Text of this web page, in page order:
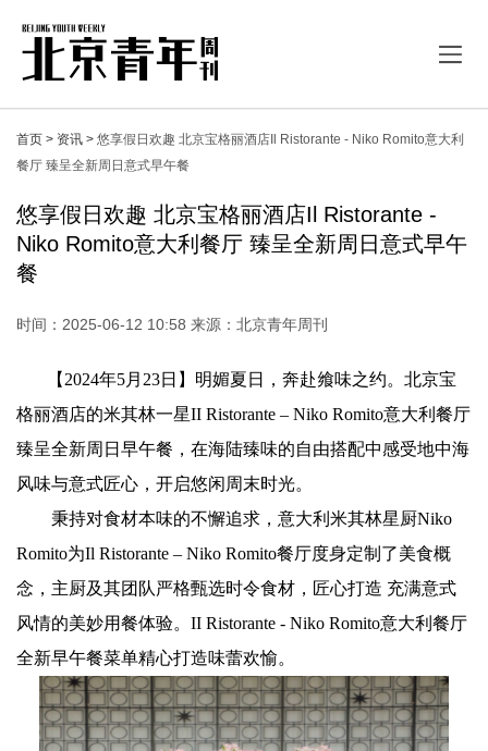
首页 > 资讯 > 悠享假日欢趣 北京宝格丽酒店Il Ristorante - Niko Romito意大利
餐厅 臻呈全新周日意式早午餐
悠享假日欢趣 北京宝格丽酒店Il Ristorante -
Niko Romito意大利餐厅 臻呈全新周日意式早午
餐
时间：2025-06-12 10:58 来源：北京青年周刊
【2024年5月23日】明媚夏日，奔赴飨味之约。北京宝
格丽酒店的米其林一星II Ristorante – Niko Romito意大利餐厅
臻呈全新周日早午餐，在海陆臻味的自由搭配中感受地中海
风味与意式匠心，开启悠闲周末时光。
秉持对食材本味的不懈追求，意大利米其林星厨Niko
Romito为Il Ristorante – Niko Romito餐厅度身定制了美食概
念，主厨及其团队严格甄选时令食材，匠心打造 充满意式
风情的美妙用餐体验。II Ristorante - Niko Romito意大利餐厅
全新早午餐菜单精心打造味蕾欢愉。